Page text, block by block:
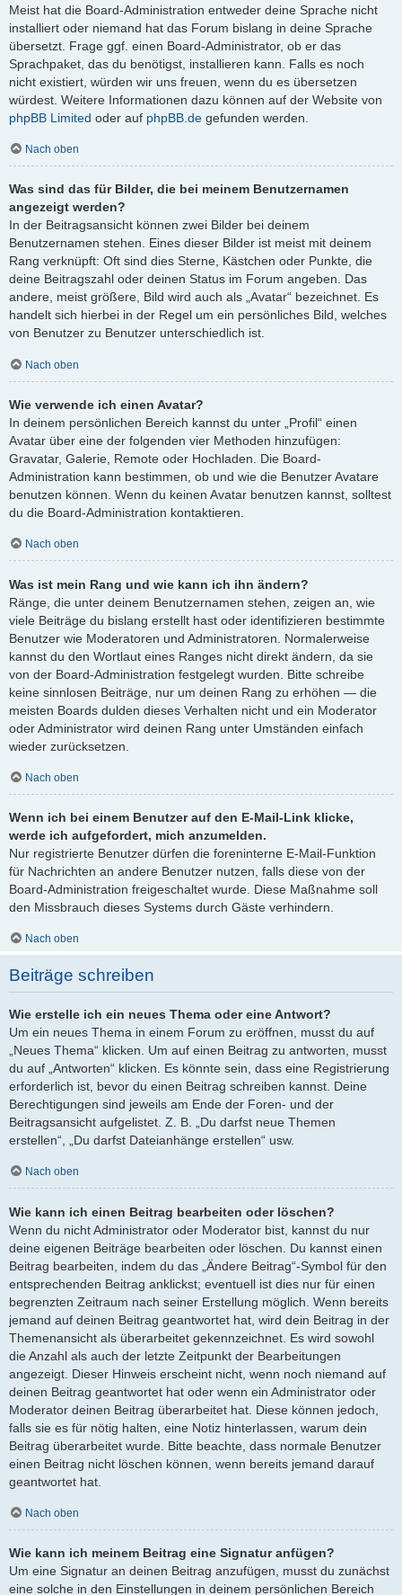
Meist hat die Board-Administration entweder deine Sprache nicht
installiert oder niemand hat das Forum bislang in deine Sprache
übersetzt. Frage ggf. einen Board-Administrator, ob er das
Sprachpaket, das du benötigst, installieren kann. Falls es noch
nicht existiert, würden wir uns freuen, wenn du es übersetzen
würdest. Weitere Informationen dazu können auf der Website von
phpBB Limited oder auf phpBB.de gefunden werden.
Nach oben
Was sind das für Bilder, die bei meinem Benutzernamen
angezeigt werden?
In der Beitragsansicht können zwei Bilder bei deinem
Benutzernamen stehen. Eines dieser Bilder ist meist mit deinem
Rang verknüpft: Oft sind dies Sterne, Kästchen oder Punkte, die
deine Beitragszahl oder deinen Status im Forum angeben. Das
andere, meist größere, Bild wird auch als „Avatar“ bezeichnet. Es
handelt sich hierbei in der Regel um ein persönliches Bild, welches
von Benutzer zu Benutzer unterschiedlich ist.
Nach oben
Wie verwende ich einen Avatar?
In deinem persönlichen Bereich kannst du unter „Profil“ einen
Avatar über eine der folgenden vier Methoden hinzufügen:
Gravatar, Galerie, Remote oder Hochladen. Die Board-
Administration kann bestimmen, ob und wie die Benutzer Avatare
benutzen können. Wenn du keinen Avatar benutzen kannst, solltest
du die Board-Administration kontaktieren.
Nach oben
Was ist mein Rang und wie kann ich ihn ändern?
Ränge, die unter deinem Benutzernamen stehen, zeigen an, wie
viele Beiträge du bislang erstellt hast oder identifizieren bestimmte
Benutzer wie Moderatoren und Administratoren. Normalerweise
kannst du den Wortlaut eines Ranges nicht direkt ändern, da sie
von der Board-Administration festgelegt wurden. Bitte schreibe
keine sinnlosen Beiträge, nur um deinen Rang zu erhöhen — die
meisten Boards dulden dieses Verhalten nicht und ein Moderator
oder Administrator wird deinen Rang unter Umständen einfach
wieder zurücksetzen.
Nach oben
Wenn ich bei einem Benutzer auf den E-Mail-Link klicke,
werde ich aufgefordert, mich anzumelden.
Nur registrierte Benutzer dürfen die foreninterne E-Mail-Funktion
für Nachrichten an andere Benutzer nutzen, falls diese von der
Board-Administration freigeschaltet wurde. Diese Maßnahme soll
den Missbrauch dieses Systems durch Gäste verhindern.
Nach oben
Beiträge schreiben
Wie erstelle ich ein neues Thema oder eine Antwort?
Um ein neues Thema in einem Forum zu eröffnen, musst du auf
„Neues Thema“ klicken. Um auf einen Beitrag zu antworten, musst
du auf „Antworten“ klicken. Es könnte sein, dass eine Registrierung
erforderlich ist, bevor du einen Beitrag schreiben kannst. Deine
Berechtigungen sind jeweils am Ende der Foren- und der
Beitragsansicht aufgelistet. Z. B. „Du darfst neue Themen
erstellen“, „Du darfst Dateianhänge erstellen“ usw.
Nach oben
Wie kann ich einen Beitrag bearbeiten oder löschen?
Wenn du nicht Administrator oder Moderator bist, kannst du nur
deine eigenen Beiträge bearbeiten oder löschen. Du kannst einen
Beitrag bearbeiten, indem du das „Ändere Beitrag“-Symbol für den
entsprechenden Beitrag anklickst; eventuell ist dies nur für einen
begrenzten Zeitraum nach seiner Erstellung möglich. Wenn bereits
jemand auf deinen Beitrag geantwortet hat, wird dein Beitrag in der
Themenansicht als überarbeitet gekennzeichnet. Es wird sowohl
die Anzahl als auch der letzte Zeitpunkt der Bearbeitungen
angezeigt. Dieser Hinweis erscheint nicht, wenn noch niemand auf
deinen Beitrag geantwortet hat oder wenn ein Administrator oder
Moderator deinen Beitrag überarbeitet hat. Diese können jedoch,
falls sie es für nötig halten, eine Notiz hinterlassen, warum dein
Beitrag überarbeitet wurde. Bitte beachte, dass normale Benutzer
einen Beitrag nicht löschen können, wenn bereits jemand darauf
geantwortet hat.
Nach oben
Wie kann ich meinem Beitrag eine Signatur anfügen?
Um eine Signatur an deinen Beitrag anzufügen, musst du zunächst
eine solche in den Einstellungen in deinem persönlichen Bereich